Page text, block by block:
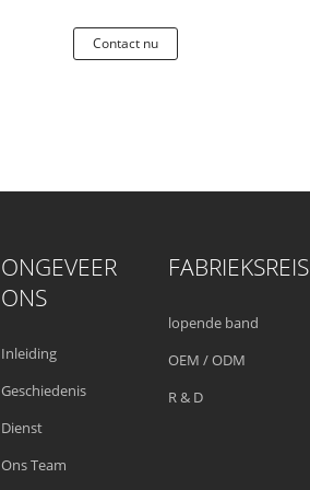
Contact nu
ONGEVEER
ONS
Inleiding
Geschiedenis
Dienst
Ons Team
FABRIEKSREIS
lopende band
OEM / ODM
R & D